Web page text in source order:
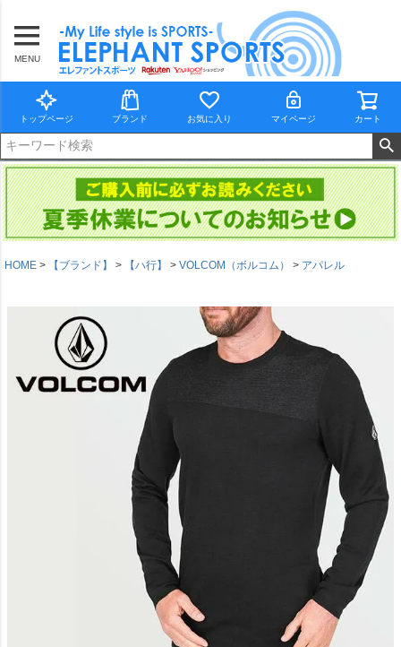
MENU
トップページ ブランド お気に入り マイページ カート
HOME 【ブランド】 【ハ行】 VOLCOM（ボルコム） アパレル